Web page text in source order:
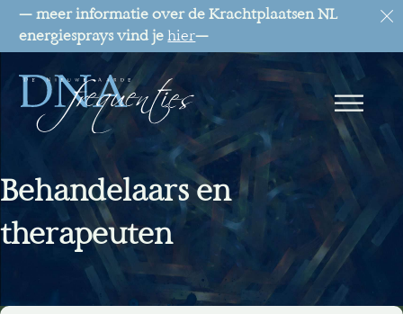
— meer informatie over de Krachtplaatsen NL
energiesprays vind jehier—
Behandelaars en
therapeuten